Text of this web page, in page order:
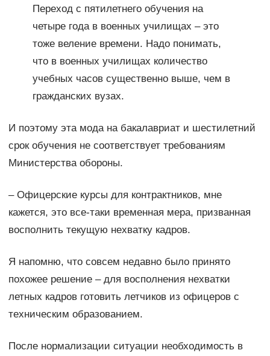
Переход с пятилетнего обучения на
четыре года в военных училищах – это
тоже веление времени. Надо понимать,
что в военных училищах количество
учебных часов существенно выше, чем в
гражданских вузах.
И поэтому эта мода на бакалавриат и шестилетний
срок обучения не соответствует требованиям
Министерства обороны.
– Офицерские курсы для контрактников, мне
кажется, это все-таки временная мера, призванная
восполнить текущую нехватку кадров.
Я напомню, что совсем недавно было принято
похожее решение – для восполнения нехватки
летных кадров готовить летчиков из офицеров с
техническим образованием.
После нормализации ситуации необходимость в